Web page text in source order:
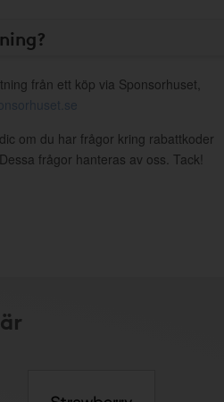
från ett köp via Sponsorhuset,
om du har frågor kring rabattkoder
frågor hanteras av oss. Tack!